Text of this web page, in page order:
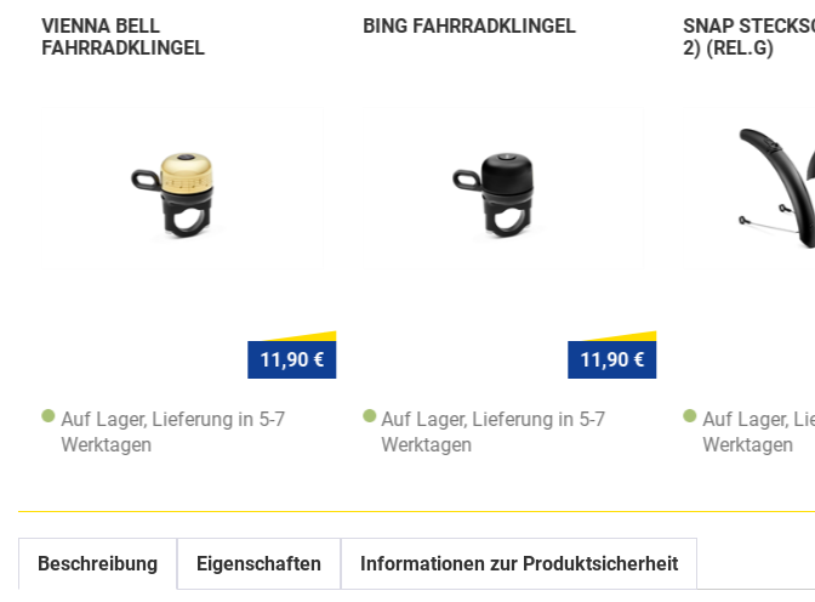
VIENNA BELL
FAHRRADKLINGEL
11,90 €
Auf Lager, Lieferung in 5-7
Werktagen
BING FAHRRADKLINGEL
11,90 €
Auf Lager, Lieferung in 5-7
Werktagen
SNAP
2) (REL.G)
Auf Lager,
Werktagen
Beschreibung Eigenschaften Informationen zur Produktsicherheit